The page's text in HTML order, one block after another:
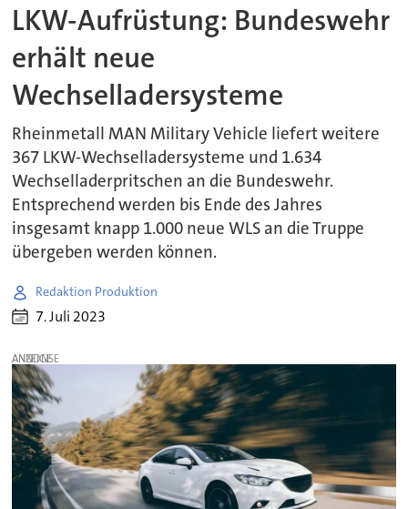
LKW-Aufrüstung: Bundeswehr
erhält neue
Wechselladersysteme
Rheinmetall MAN Military Vehicle liefert weitere
367 LKW-Wechselladersysteme und 1.634
Wechselladerpritschen an die Bundeswehr.
Entsprechend werden bis Ende des Jahres
insgesamt knapp 1.000 neue WLS an die Truppe
übergeben werden können.
Redaktion Produktion
7. Juli 2023
ANZEIGE